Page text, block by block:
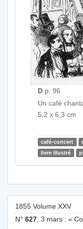
D p. 96
Un café
5,2 x 6,3 cm
café-concert
livre illustré
1855 Volume XXV
N° 627 , 3 mars : «